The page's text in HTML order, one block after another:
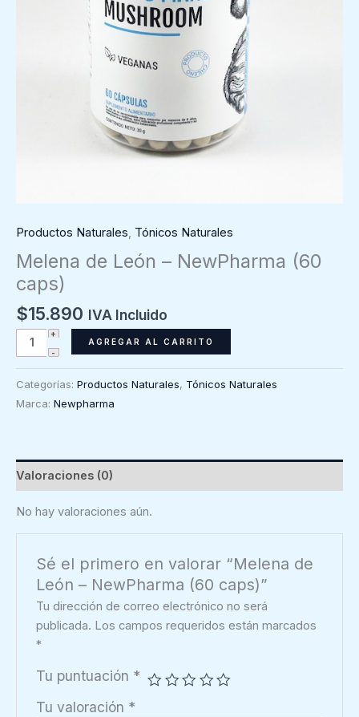
Productos Naturales, Tónicos Naturales
Melena de León – NewPharma (60
caps)
$15.890 IVA Incluido
Melena
de
NewPharma
cantidad
AGREGAR AL CARRITO
Categorías: Productos Naturales, Tónicos Naturales
Marca: Newpharma
Valoraciones (0)
No hay valoraciones aún.
Sé el primero en valorar “Melena de
León – NewPharma (60 caps)”
Tu dirección de correo electrónico no será
publicada. Los campos requeridos están marcados
*
Tu puntuación *
Tu valoración *